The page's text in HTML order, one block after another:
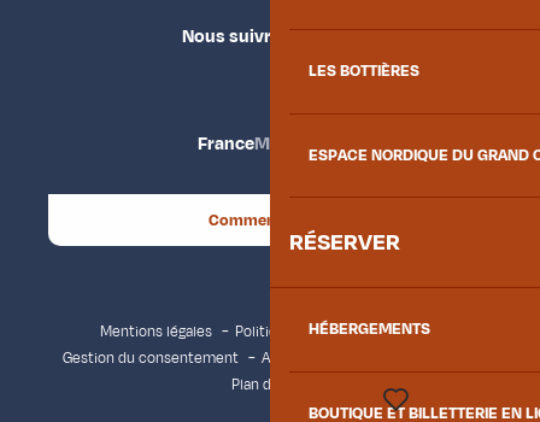
LES BOTTIÈRES
ESPACE NORDIQUE DU GRAND
RÉSERVER
HÉBERGEMENTS
BOUTIQUE ET BILLETTERIE EN
Nous suivre
FranceMaurienne
Comment venir ?
Mentions légales
Politique de confidentialité
Gestion du consentement
Accessibilité : non conforme
Plan du site